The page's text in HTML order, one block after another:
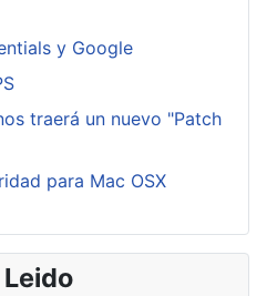
y Google
traerá un nuevo "Patch
para Mac OSX